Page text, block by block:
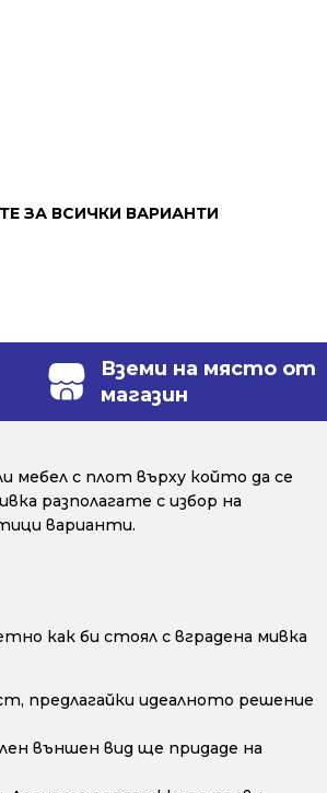
ЗА ВСИЧКИ ВАРИАНТИ
Вземи на място от
магазин
мебел с плот върху който да се
разполагате с избор на
варианти.
как би стоял с вградена мивка
предлагайки идеалното решение
външен вид ще придаде на